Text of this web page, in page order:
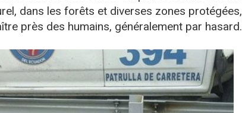
dans les forêts et diverses zones protégées,
près des humains, généralement par hasard.